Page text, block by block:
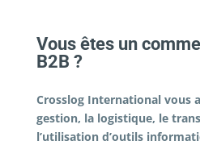
Vous êtes un
B2B ?
Crosslog International vous
gestion, la logistique, le
l’utilisation d’outils